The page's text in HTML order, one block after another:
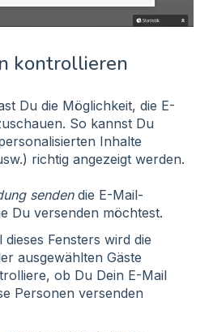
kontrollieren
Du die Möglichkeit, die E-
So kannst Du
Inhalte
richtig angezeigt werden.
sendendie E-Mail-
Du versenden möchtest.
Fensters wird die
ausgewählten Gäste
ob Du Dein E-Mail
Personen versenden